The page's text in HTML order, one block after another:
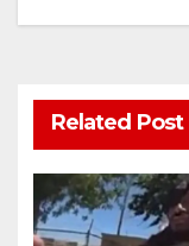
Related Post